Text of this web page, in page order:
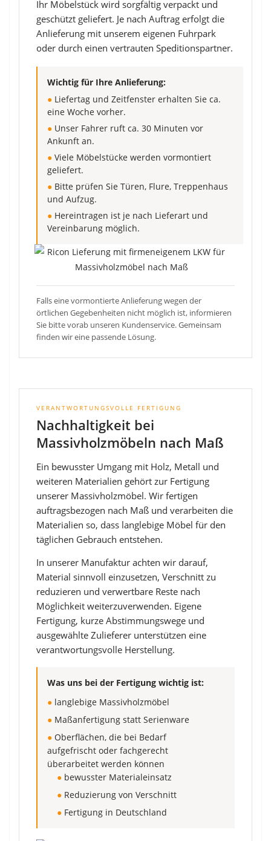
Ihr Möbelstück wird sorgfältig verpackt und
geschützt geliefert. Je nach Auftrag erfolgt die
Anlieferung mit unserem eigenen Fuhrpark
oder durch einen vertrauten Speditionspartner.
Wichtig für Ihre Anlieferung:
● Liefertag und Zeitfenster erhalten Sie ca.
eine Woche vorher.
● Unser Fahrer ruft ca. 30 Minuten vor
Ankunft an.
● Viele Möbelstücke werden vormontiert
geliefert.
● Bitte prüfen Sie Türen, Flure, Treppenhaus
und Aufzug.
● Hereintragen ist je nach Lieferart und
Vereinbarung möglich.
Falls eine vormontierte Anlieferung wegen der
örtlichen Gegebenheiten nicht möglich ist, informieren
Sie bitte vorab unseren Kundenservice. Gemeinsam
finden wir eine passende Lösung.
VERANTWORTUNGSVOLLE FERTIGUNG
Nachhaltigkeit bei
Massivholzmöbeln nach Maß
Ein bewusster Umgang mit Holz, Metall und
weiteren Materialien gehört zur Fertigung
unserer Massivholzmöbel. Wir fertigen
auftragsbezogen nach Maß und verarbeiten die
Materialien so, dass langlebige Möbel für den
täglichen Gebrauch entstehen.
In unserer Manufaktur achten wir darauf,
Material sinnvoll einzusetzen, Verschnitt zu
reduzieren und verwertbare Reste nach
Möglichkeit weiterzuverwenden. Eigene
Fertigung, kurze Abstimmungswege und
ausgewählte Zulieferer unterstützen eine
verantwortungsvolle Herstellung.
Was uns bei der Fertigung wichtig ist:
● langlebige Massivholzmöbel
● Maßanfertigung statt Serienware
● Oberflächen, die bei Bedarf
aufgefrischt oder fachgerecht
überarbeitet werden können
● bewusster Materialeinsatz
● Reduzierung von Verschnitt
● Fertigung in Deutschland